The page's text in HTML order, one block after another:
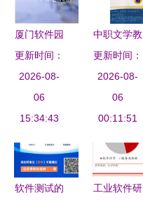
厦门软件园
IT学校热门
专业与教育
行业软件开
发方向解析
更新时间：
2026-08-
06
15:34:43
中职文学教
材数字化
教育行业软
件开发的机
遇与挑战
更新时间：
2026-08-
06
00:11:51
软件测试的
工业软件研